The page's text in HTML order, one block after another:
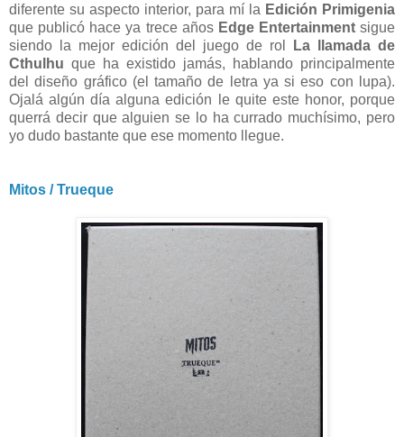
diferente su aspecto interior, para mí la Edición Primigenia
que publicó hace ya trece años Edge Entertainmentsigue
siendo la mejor edición del juego de rol
La llamada de
Cthulhu que ha existido jamás, hablando principalmente
del diseño gráfico (el tamaño de letra ya si eso con lupa).
Ojalá algún día alguna edición le quite este honor, porque
querrá decir que alguien se lo ha currado muchísimo, pero
yo dudo bastante que ese momento llegue.
Mitos / Trueque